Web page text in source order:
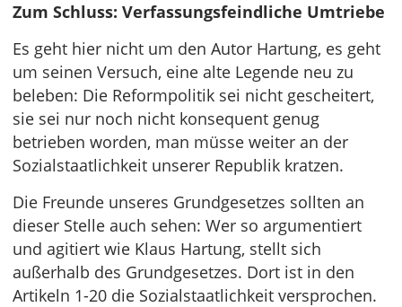
Zum Schluss: Verfassungsfeindliche Umtriebe
Es geht hier nicht um den Autor Hartung, es geht
um seinen Versuch, eine alte Legende neu zu
beleben: Die Reformpolitik sei nicht gescheitert,
sie sei nur noch nicht konsequent genug
betrieben worden, man müsse weiter an der
Sozialstaatlichkeit unserer Republik kratzen.
Die Freunde unseres Grundgesetzes sollten an
dieser Stelle auch sehen: Wer so argumentiert
und agitiert wie Klaus Hartung, stellt sich
außerhalb des Grundgesetzes. Dort ist in den
Artikeln 1-20 die Sozialstaatlichkeit versprochen.